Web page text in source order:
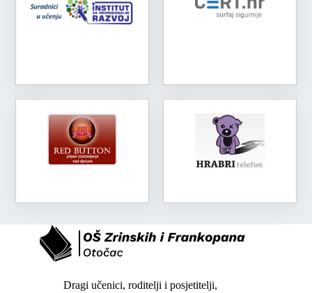
Dragi učenici, roditelji i posjetitelji,